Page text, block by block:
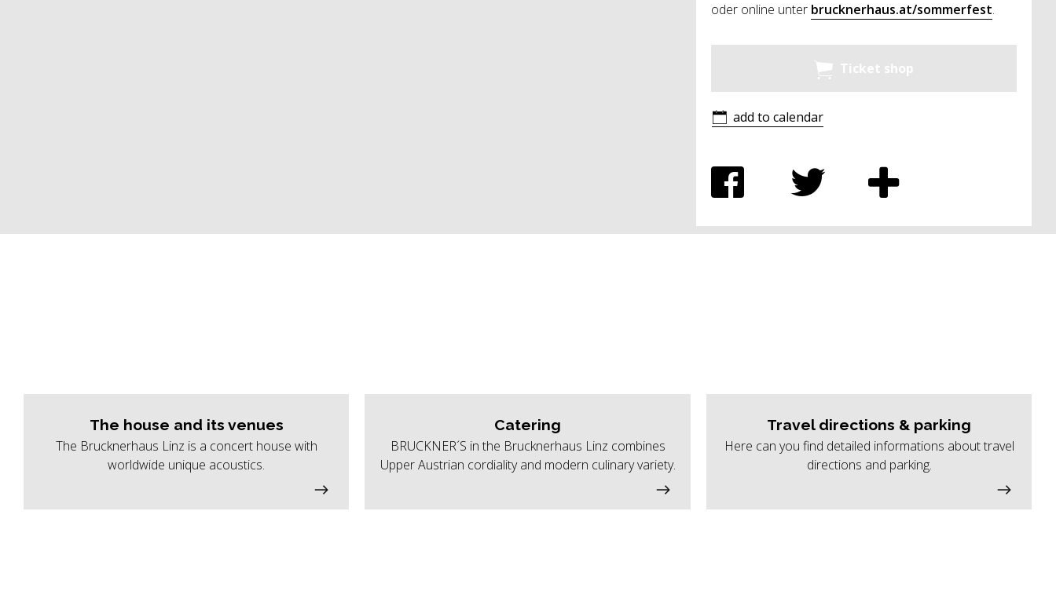
oder online unter brucknerhaus.at/sommerfest.
Ticket shop
add to calendar
The house and its venues
The Brucknerhaus Linz is a concert house with
worldwide unique acoustics.
Catering
BRUCKNER´S in the Brucknerhaus Linz combines
Upper Austrian cordiality and modern culinary variety.
Travel directions & parking
Here can you find detailed informations about travel
directions and parking.